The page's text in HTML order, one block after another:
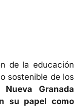
de la educación
sostenible de los
Granada
su papel como